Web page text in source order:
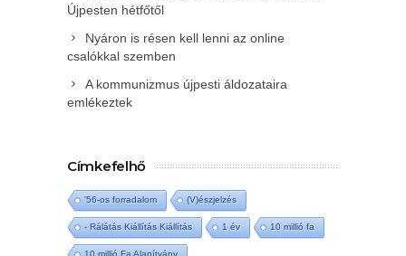
Újpesten hétfőtől
Nyáron is résen kell lenni az online
csalókkal szemben
A kommunizmus újpesti áldozataira
emlékeztek
Címkefelhő
'56-os forradalom (V)észjelzés
- Rálátás Kiállítás Kiállítás 1 év 10 millió fa
10 millió Fa Alapítvány